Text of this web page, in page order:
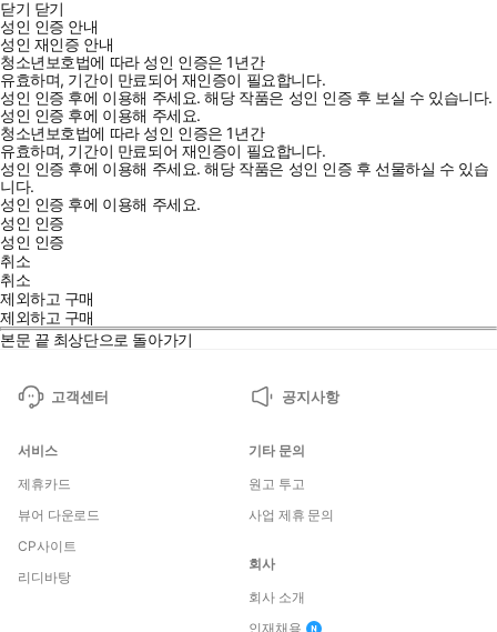
닫기 닫기
성인 인증 안내
성인 재인증 안내
청소년보호법에 따라 성인 인증은 1년간
유효하며, 기간이 만료되어 재인증이 필요합니다.
성인 인증 후에 이용해 주세요.해당 작품은 성인 인증 후 보실 수 있습니다.
성인 인증 후에 이용해 주세요.
청소년보호법에 따라 성인 인증은 1년간
유효하며, 기간이 만료되어 재인증이 필요합니다.
성인 인증 후에 이용해 주세요.해당 작품은 성인 인증 후 선물하실 수 있습
니다.
성인 인증 후에 이용해 주세요.
성인 인증
성인 인증
취소
취소
제외하고 구매
제외하고 구매
본문 끝 최상단으로 돌아가기
고객센터 공지사항
서비스
제휴카드
뷰어 다운로드
CP사이트
리디바탕
기타 문의
원고 투고
사업 제휴 문의
회사
회사 소개
인재채용